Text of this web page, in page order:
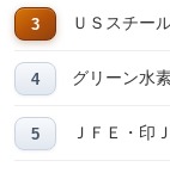
ＵＳスチー
グリーン水
ＪＦＥ・印